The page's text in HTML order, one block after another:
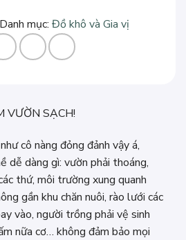
Danh mục: Đồ khô và Gia vị
VƯỜN SẠCH!
cô nàng đỏng đảnh vậy á,
dễ dàng gì: vườn phải thoáng,
thứ, môi trường xung quanh
gần khu chăn nuôi, rào lưới các
vào, người trồng phải vệ sinh
nữa cơ… không đảm bảo mọi